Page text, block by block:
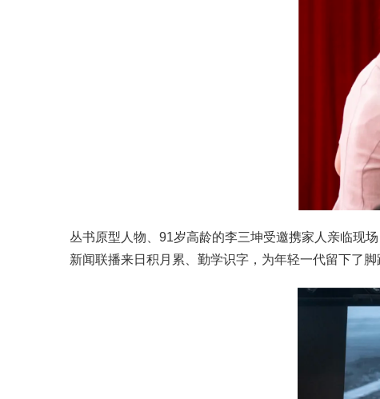
丛书原型人物、91岁高龄的李三坤受邀携家人亲临现
新闻联播来日积月累、勤学识字，为年轻一代留下了